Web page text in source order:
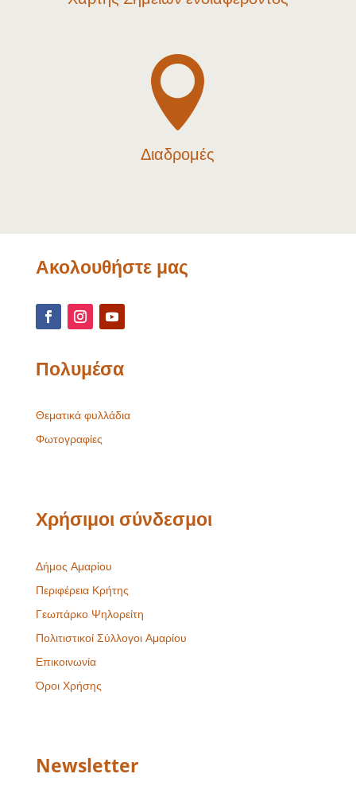

Διαδρομές
Ακολουθήστε μας
Πολυμέσα
Θεματικά φυλλάδια
Φωτογραφίες
Χρήσιμοι σύνδεσμοι
Δήμος Αμαρίου
Περιφέρεια Κρήτης
Γεωπάρκο Ψηλορείτη
Πολιτιστικοί Σύλλογοι Αμαρίου
Επικοινωνία
Όροι Χρήσης
Newsletter